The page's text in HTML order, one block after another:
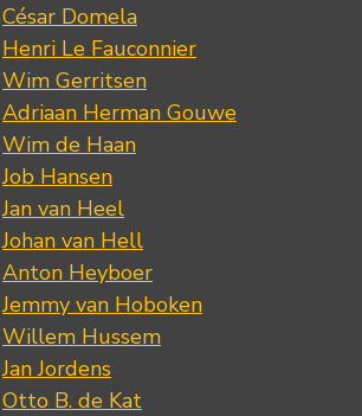
César Domela
Henri Le Fauconnier
Wim Gerritsen
Adriaan Herman Gouwe
Wim de Haan
Job Hansen
Jan van Heel
Johan van Hell
Anton Heyboer
Jemmy van Hoboken
Willem Hussem
Jan Jordens
Otto B. de Kat